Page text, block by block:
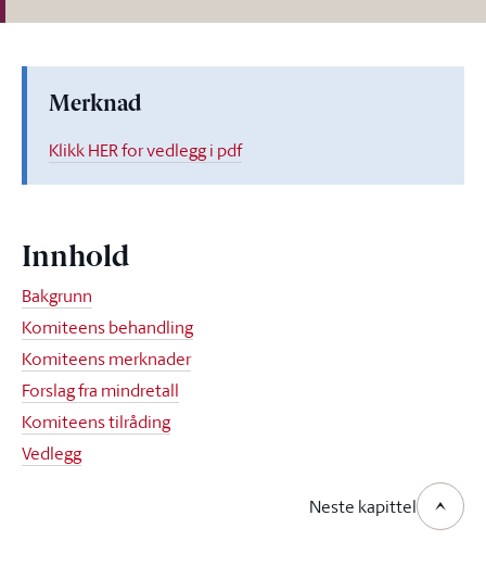
Merknad
Klikk HER for vedlegg i pdf
Innhold
Bakgrunn
Komiteens behandling
Komiteens merknader
Forslag fra mindretall
Komiteens tilråding
Vedlegg
Neste kapittel